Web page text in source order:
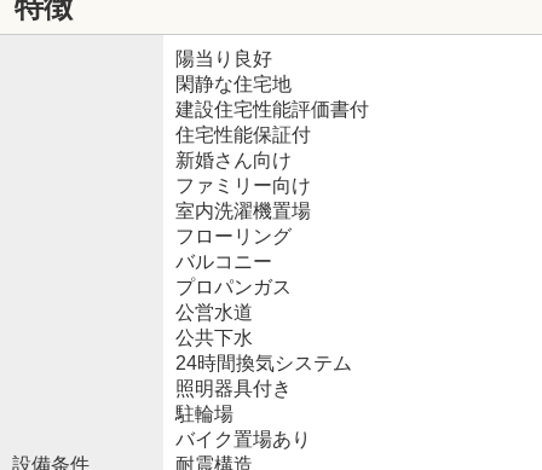
特徴
設備条件
陽当り良好
閑静な住宅地
建設住宅性能評価書付
住宅性能保証付
新婚さん向け
ファミリー向け
室内洗濯機置場
フローリング
バルコニー
プロパンガス
公営水道
公共下水
24時間換気システム
照明器具付き
駐輪場
バイク置場あり
耐震構造